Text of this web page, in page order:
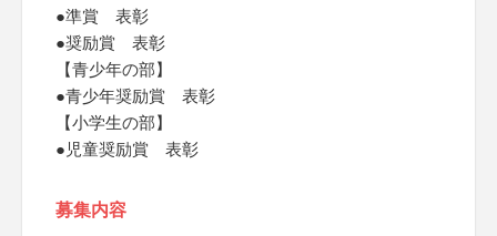
●準賞 表彰
●奨励賞 表彰
【青少年の部】
●青少年奨励賞 表彰
【小学生の部】
●児童奨励賞 表彰
募集内容